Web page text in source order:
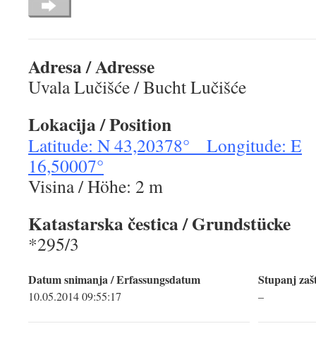
Adresa / Adresse
Uvala Lučišće / Bucht Lučišće
Lokacija/ Position
Latitude: N 43,20378° Longitude: E
16,50007°
Visina / Höhe: 2 m
Katastarska čestica/ Grundstücke
*295/3
Datum snimanja / Erfassungsdatum
10.05.2014 09:55:17
Stupanj
–